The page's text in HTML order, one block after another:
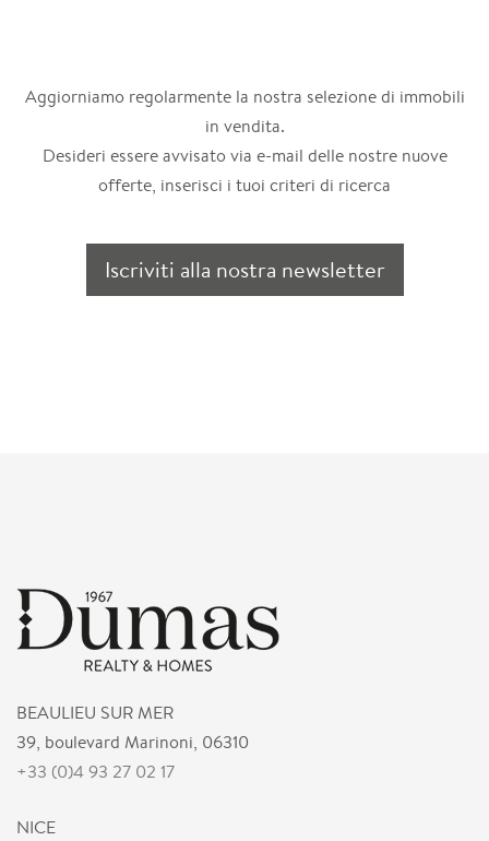
Aggiorniamo regolarmente la nostra selezione di immobili
in vendita.
Desideri essere avvisato via e-mail delle nostre nuove
offerte, inserisci i tuoi criteri di ricerca
Iscriviti alla nostra newsletter
BEAULIEU SUR MER
39, boulevard Marinoni, 06310
+33 (0)4 93 27 02 17
NICE